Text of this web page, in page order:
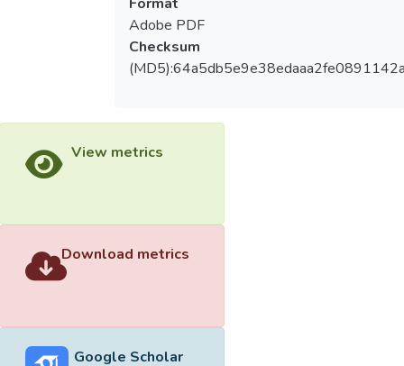
Adobe PDF
Checksum
View metrics
Download metrics
Google Scholar